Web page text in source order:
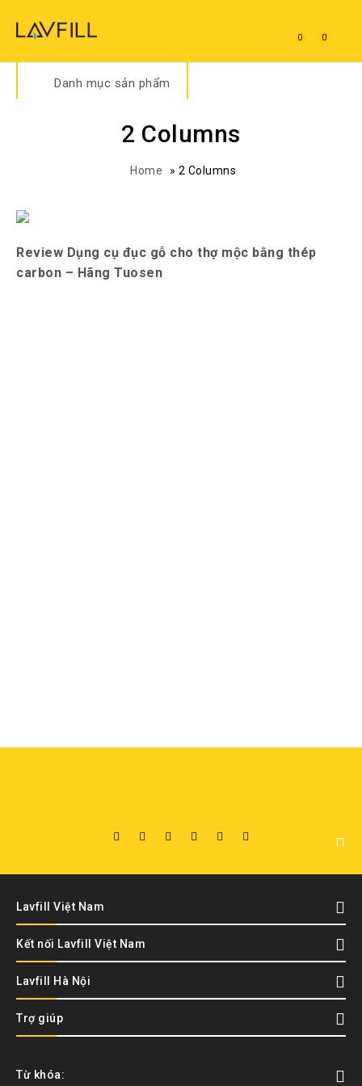
0 0
Danh mục sản phẩm
2 Columns
Home » 2 Columns
Review Dụng cụ đục gỗ cho thợ mộc bằng thép
carbon – Hãng Tuosen
Lavfill Việt Nam
Kết nối Lavfill Việt Nam
Lavfill Hà Nội
Trợ giúp
Từ khóa: